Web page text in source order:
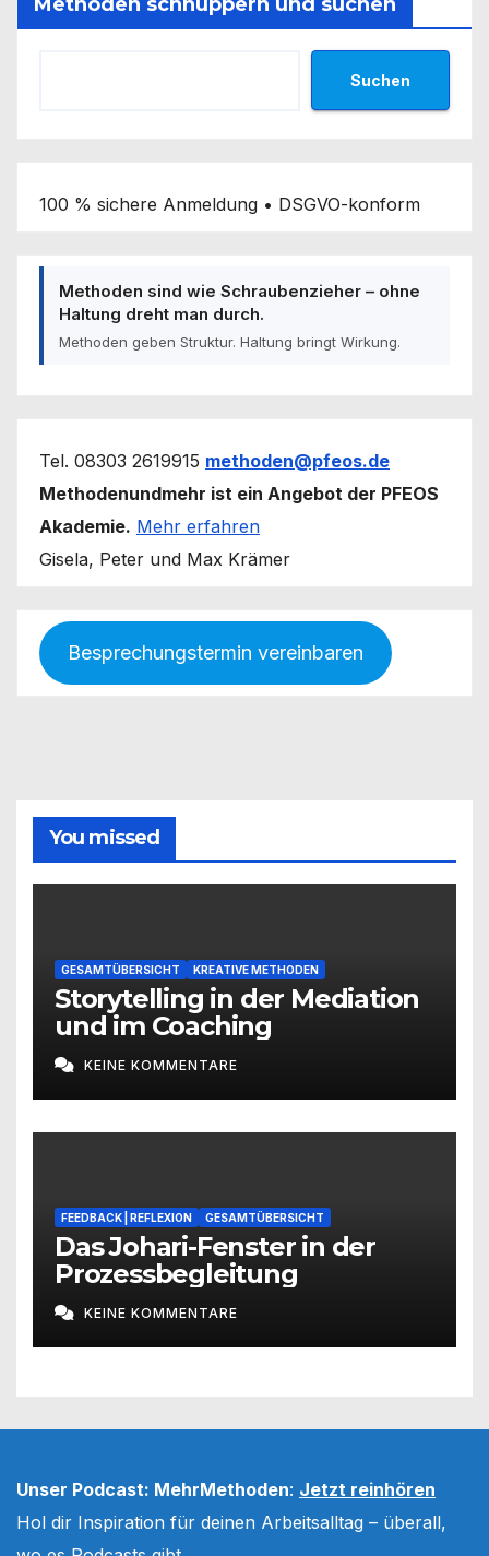
Suchen
100 % sichere Anmeldung • DSGVO-konform
Methoden sind wie Schraubenzieher – ohne
Haltung dreht man durch.
Methoden geben Struktur. Haltung bringt Wirkung.
Tel. 08303 2619915 methoden@pfeos.de
Methodenundmehr ist ein Angebot der PFEOS
Akademie. Mehr erfahren
Gisela, Peter und Max Krämer
Besprechungstermin vereinbaren
You missed
GESAMTÜBERSICHT KREATIVE METHODEN
Storytelling in der Mediation
und im Coaching
KEINE KOMMENTARE
FEEDBACK | REFLEXION GESAMTÜBERSICHT
Das Johari-Fenster in der
Prozessbegleitung
KEINE KOMMENTARE
Unser Podcast: MehrMethoden: Jetzt reinhören
Hol dir Inspiration für deinen Arbeitsalltag – überall,